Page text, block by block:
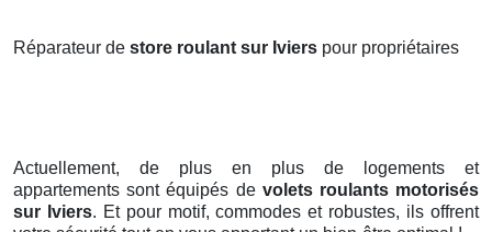
Réparateur de store roulant sur Iviers pour propriétaires
Actuellement, de plus en plus de logements et
appartements sont équipés de volets roulants motorisés
sur Iviers. Et pour motif, commodes et robustes, ils offrent